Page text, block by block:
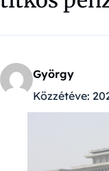
György
Közzétéve: